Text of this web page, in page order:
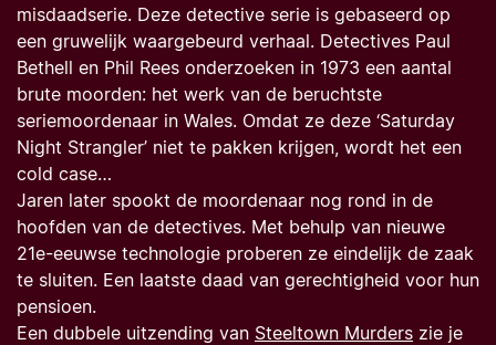
misdaadserie. Deze detective serie is gebaseerd op
een gruwelijk waargebeurd verhaal. Detectives Paul
Bethell en Phil Rees onderzoeken in 1973 een aantal
brute moorden: het werk van de beruchtste
seriemoordenaar in Wales. Omdat ze deze ‘Saturday
Night Strangler’ niet te pakken krijgen, wordt het een
cold case…
Jaren later spookt de moordenaar nog rond in de
hoofden van de detectives. Met behulp van nieuwe
21e-eeuwse technologie proberen ze eindelijk de zaak
te sluiten. Een laatste daad van gerechtigheid voor hun
pensioen.
Een dubbele uitzending van Steeltown Murders zie je